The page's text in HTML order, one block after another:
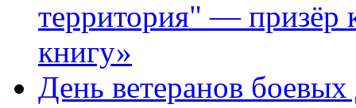
территория" — призёр
книгу»
День ветеранов